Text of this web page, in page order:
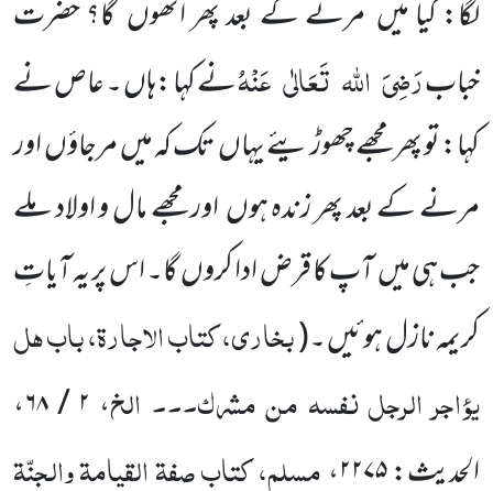
لگا: کیا میں مرنے کے بعد پھر اُٹھوں گا؟ حضرت
خبابرَضِیَ اللہ تَعَالٰی عَنْہُنے کہا :ہاں ۔ عاص نے
کہا: تو پھر مجھے چھوڑ یئے یہاں تک کہ میں مرجاؤں اور
مرنے کے بعد پھر زندہ ہوں اور مجھے مال و اولاد ملے
جب ہی میں آپ کا قرض ادا کروں گا۔ اس پر یہ آیاتِ
کریمہ نازل ہوئیں ۔(بخاری، کتاب الاجارۃ، باب ہل
یؤاجر الرجل نفسہ من مشرک۔۔۔ الخ، ۲ / ۶۸
،
الحدیث:۲۲۷۵،مسلم، کتاب صفۃ القیامۃ والجنّۃ